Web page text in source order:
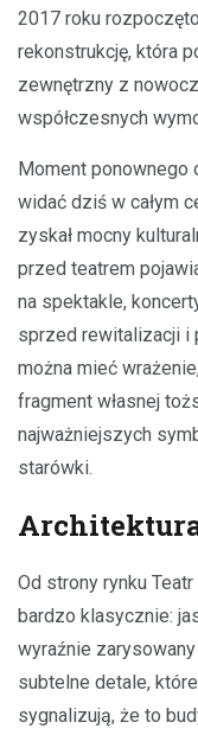
2017 roku
rekonstrukcję, która
zewnętrzny z
współczesnych
Moment ponownego
widać dziś w całym
zyskał mocny
przed teatrem
na spektakle,
sprzed rewitalizacji i
można mieć
fragment własnej
najważniejszych
starówki.
Od strony rynku
bardzo klasycznie:
wyraźnie
subtelne detale,
sygnalizują, że to